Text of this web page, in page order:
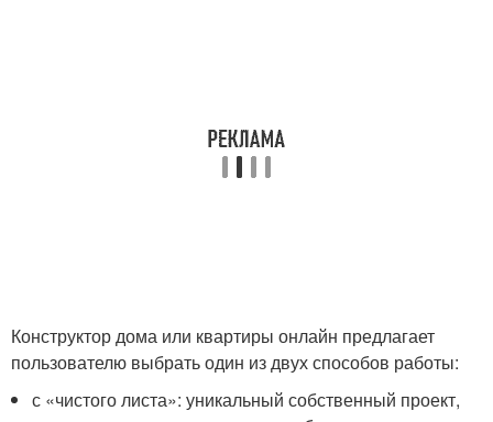
Конструктор дома или квартиры онлайн предлагает
пользователю выбрать один из двух способов работы:
с «чистого листа»: уникальный собственный проект,